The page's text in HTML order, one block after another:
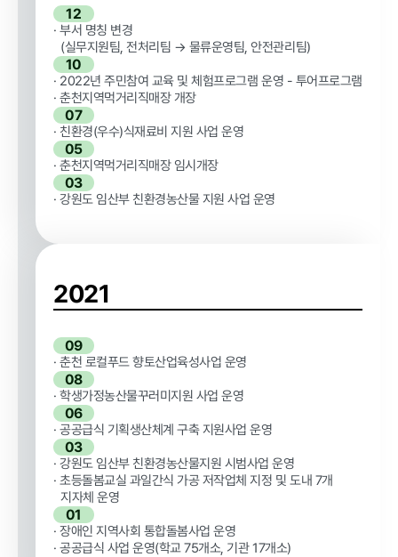
임원 및 운영
인력 현황
임직원 친인
척 현황
인건비 예산
및 집행현황
기관장 성과
계약 달성정
과
감사결과 조
치요구사항
및 기타
정보목록
안전보건관리
홍보마당
보도자료 먹거리동향
12
· 부서 명칭 변경
(실무지원팀, 전처리팀 → 물류운영팀, 안전관리팀)
10
· 2022년 주민참여 교육 및 체험프로그램 운영 - 투어프로그램
· 춘천지역먹거리직매장 개장
07
· 친환경(우수)식재료비 지원 사업 운영
05
· 춘천지역먹거리직매장 임시개장
03
· 강원도 임산부 친환경농산물 지원 사업 운영
2021
09
· 춘천 로컬푸드 향토산업육성사업 운영
08
· 학생가정농산물꾸러미지원 사업 운영
06
· 공공급식 기획생산체계 구축 지원사업 운영
03
· 강원도 임산부 친환경농산물지원 시범사업 운영
· 초등돌봄교실 과일간식 가공 저작업체 지정 및 도내 7개
지자체 운영
01
· 장애인 지역사회 통합돌봄사업 운영
· 공공급식 사업 운영(학교 75개소, 기관 17개소)